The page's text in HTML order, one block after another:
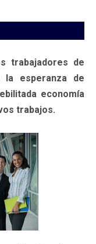
trabajadores de
la esperanza de
economía
trabajos.